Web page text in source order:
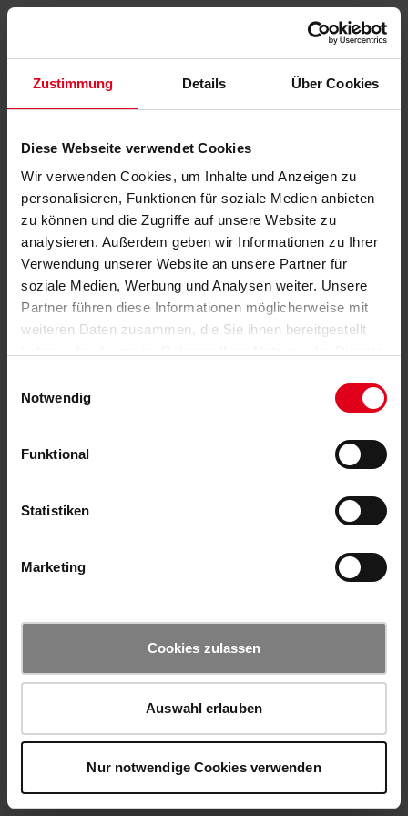
Zustimmung Details Über Cookies
Diese Webseite verwendet Cookies
Wir verwenden Cookies, um Inhalte und Anzeigen zu
personalisieren, Funktionen für soziale Medien anbieten
zu können und die Zugriffe auf unsere Website zu
analysieren. Außerdem geben wir Informationen zu Ihrer
Verwendung unserer Website an unsere Partner für
soziale Medien, Werbung und Analysen weiter. Unsere
Partner führen diese Informationen möglicherweise mit
weiteren Daten zusammen, die Sie ihnen bereitgestellt
Notwendig
Funktional
Statistiken
Marketing
Cookies zulassen
Auswahl erlauben
Nur notwendige Cookies verwenden